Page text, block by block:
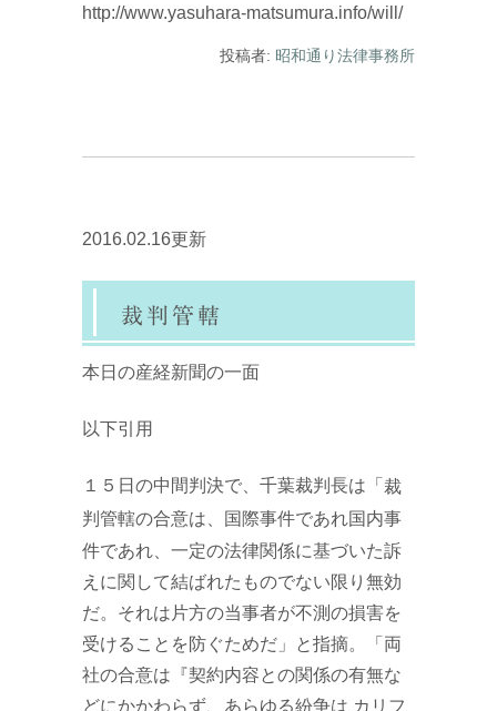
http://www.yasuhara-matsumura.info/will/
投稿者: 昭和通り法律事務所
2016.02.16更新
裁判管轄
本日の産経新聞の一面
以下引用
１５日の中間判決で、千葉裁判長は「 裁
判管轄の合意は、国際事件であれ国内事
件であれ、一定の法律関係に基づいた訴
えに関して結ばれたものでない限り無効
だ。それは片方の当事者が不測の損害を
受けることを防ぐためだ」と指摘。「両
社の合意は『契約内容との関係の有無な
どにかかわらず、あらゆる紛争は カリフ